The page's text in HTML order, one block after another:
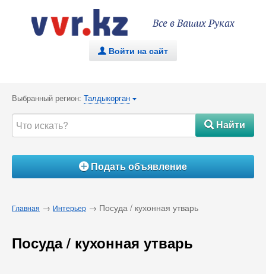
Все в Ваших Руках
. Войти на сайт
Выбранный регион: Талдыкорган {
#Найти
ÁПодать объявление
Главная → Интерьер → Посуда / кухонная утварь
Посуда / кухонная утварь